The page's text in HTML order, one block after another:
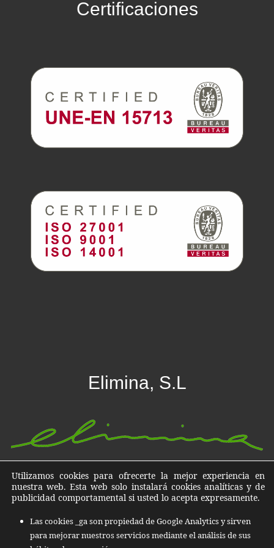
Certificaciones
Elimina, S.L
Destrucción de datos, documentos y archivos en Islas
Baleares, Islas Canarias y todo el territorio Nacional
Polígono Can Valero Palma de Mallorca
Utilizamos cookies para ofrecerte la mejor experiencia en
nuestra web. Esta web solo instalará cookies analíticas y de
publicidad comportamental si usted lo acepta expresamente.
Las cookies _ga son propiedad de Google Analytics y sirven
para mejorar nuestros servicios mediante el análisis de sus